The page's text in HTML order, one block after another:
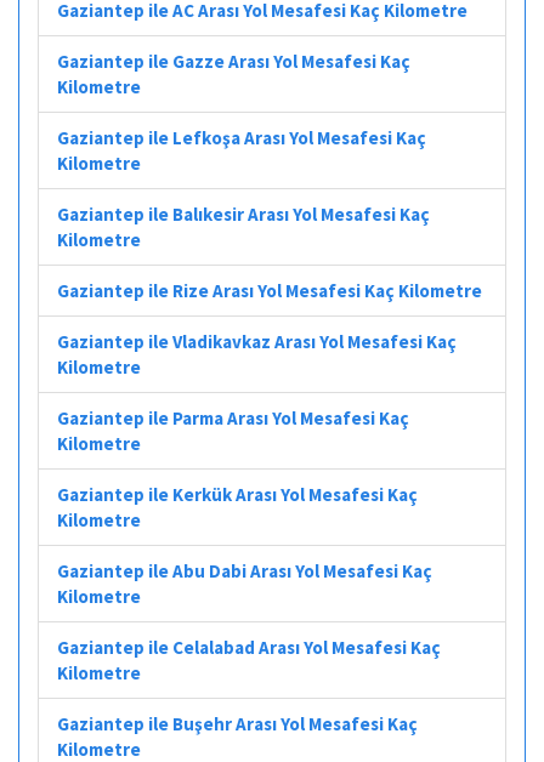
Gaziantep ile AC Arası Yol Mesafesi Kaç Kilometre
Gaziantep ile Gazze Arası Yol Mesafesi Kaç
Kilometre
Gaziantep ile Lefkoşa Arası Yol Mesafesi Kaç
Kilometre
Gaziantep ile Balıkesir Arası Yol Mesafesi Kaç
Kilometre
Gaziantep ile Rize Arası Yol Mesafesi Kaç Kilometre
Gaziantep ile Vladikavkaz Arası Yol Mesafesi Kaç
Kilometre
Gaziantep ile Parma Arası Yol Mesafesi Kaç
Kilometre
Gaziantep ile Kerkük Arası Yol Mesafesi Kaç
Kilometre
Gaziantep ile Abu Dabi Arası Yol Mesafesi Kaç
Kilometre
Gaziantep ile Celalabad Arası Yol Mesafesi Kaç
Kilometre
Gaziantep ile Buşehr Arası Yol Mesafesi Kaç
Kilometre